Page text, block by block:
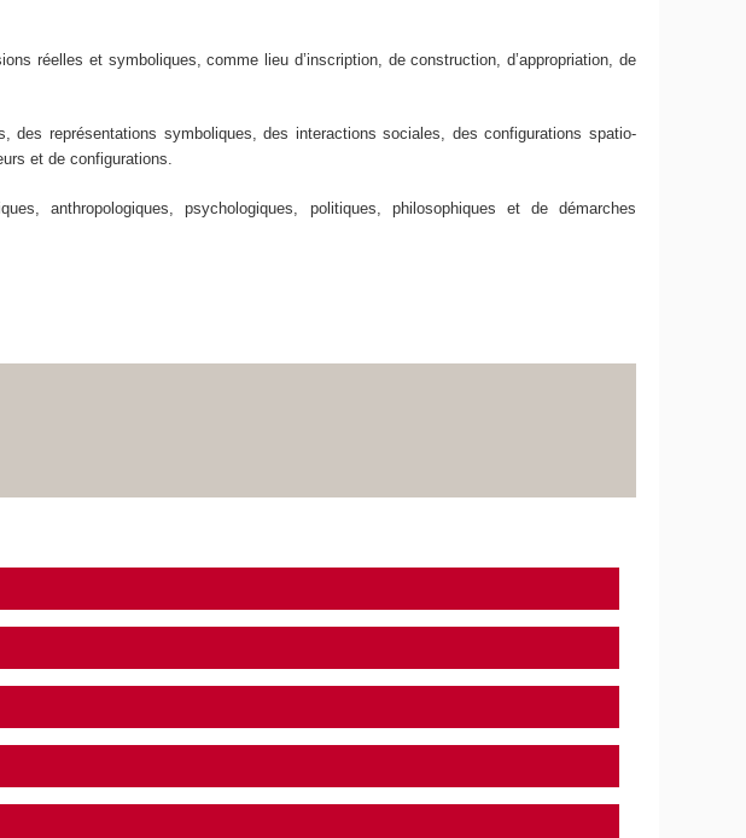
réelles et symboliques, comme lieu d’inscription, de construction, d’appropriation, de
représentations symboliques, des interactions sociales, des configurations spatio-
et de configurations.
anthropologiques, psychologiques, politiques, philosophiques et de démarches